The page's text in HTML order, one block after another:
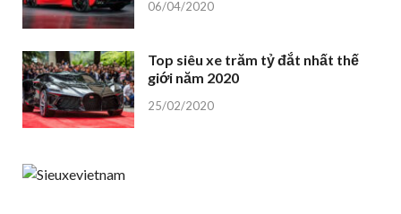
06/04/2020
Top siêu xe trăm tỷ đắt nhất thế
giới năm 2020
25/02/2020